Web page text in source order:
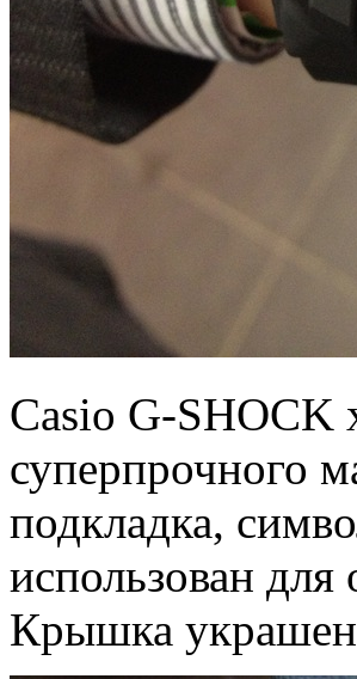
Casio G-SHOCK
суперпрочного
подкладка,
использован
Крышка